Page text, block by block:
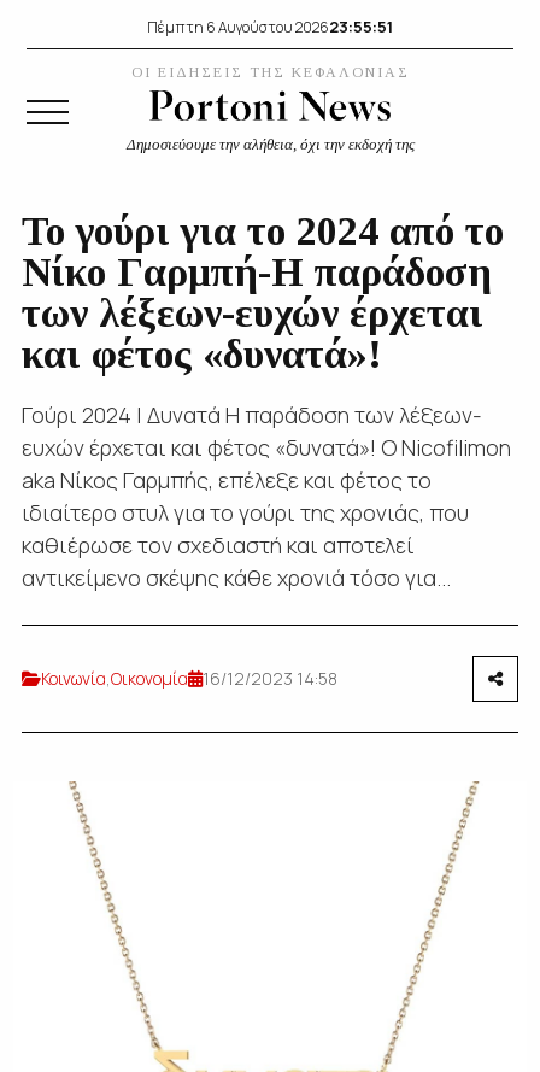
Πέμπτη 6 Αυγούστου 202623:55:51
ΟΙ ΕΙΔΗΣΕΙΣ ΤΗΣ ΚΕΦΑΛΟΝΙΑΣ
Δημοσιεύουμε την αλήθεια, όχι την εκδοχή της
Το γούρι για το 2024 από το
Νίκο Γαρμπή-Η παράδοση
των λέξεων-ευχών έρχεται
και φέτος «δυνατά»!
Γούρι 2024 | Δυνατά Η παράδοση των λέξεων-
ευχών έρχεται και φέτος «δυνατά»! Ο Nicofilimon
aka Νίκος Γαρμπής, επέλεξε και φέτος το
ιδιαίτερο στυλ για το γούρι της χρονιάς, που
καθιέρωσε τον σχεδιαστή και αποτελεί
αντικείμενο σκέψης κάθε χρονιά τόσο για...
Κοινωνία,Οικονομία 16/12/2023 14:58